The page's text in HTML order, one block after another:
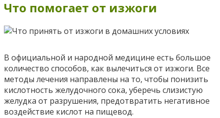
Что помогает от изжоги
В официальной и народной медицине есть большое
количество способов, как вылечиться от изжоги. Все
методы лечения направлены на то, чтобы понизить
кислотность желудочного сока, уберечь слизистую
желудка от разрушения, предотвратить негативное
воздействие кислот на пищевод.